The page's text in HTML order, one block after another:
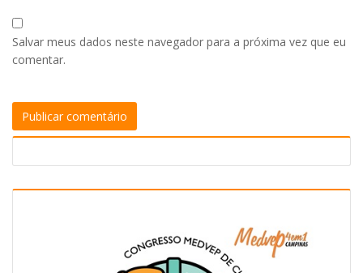
Salvar meus dados neste navegador para a próxima vez que eu
comentar.